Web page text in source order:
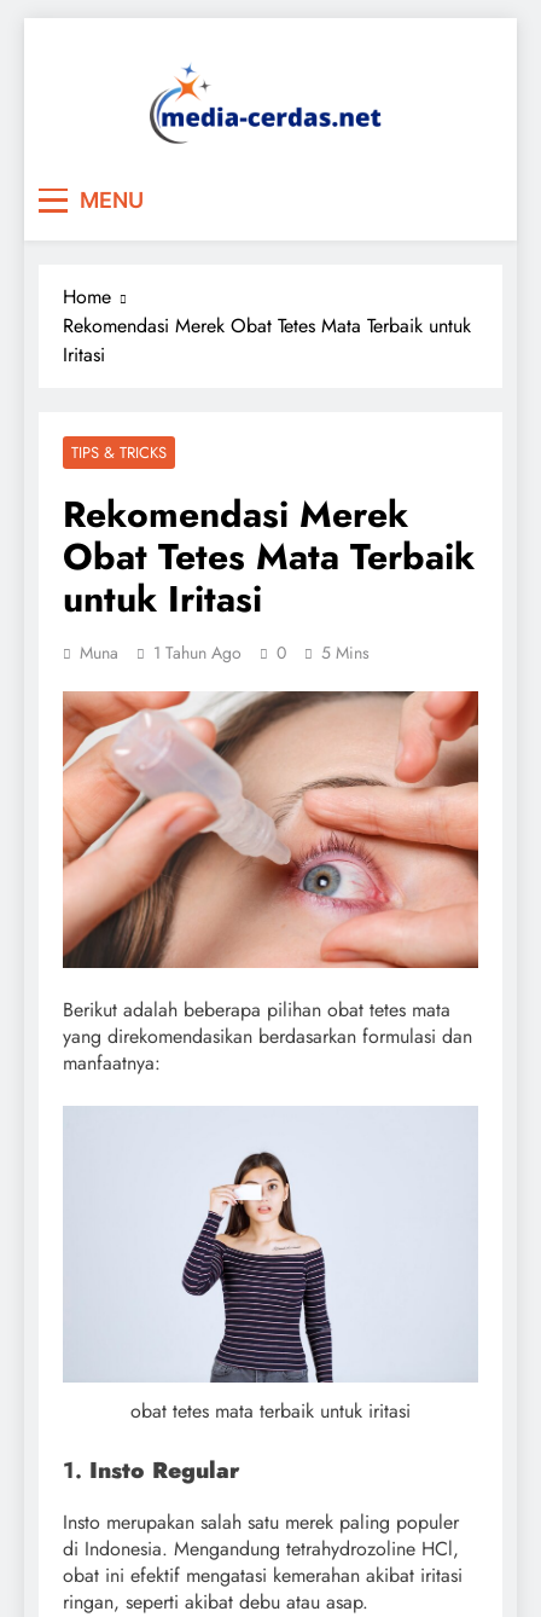
MENU
Home
Rekomendasi Merek Obat Tetes Mata Terbaik untuk
Iritasi
TIPS & TRICKS
Rekomendasi Merek
Obat Tetes Mata Terbaik
untuk Iritasi
Muna 1 Tahun Ago 0 5 Mins
Berikut adalah beberapa pilihan obat tetes mata
yang direkomendasikan berdasarkan formulasi dan
manfaatnya:
obat tetes mata terbaik untuk iritasi
1. Insto Regular
Insto merupakan salah satu merek paling populer
di Indonesia. Mengandung tetrahydrozoline HCl,
obat ini efektif mengatasi kemerahan akibat iritasi
ringan, seperti akibat debu atau asap.